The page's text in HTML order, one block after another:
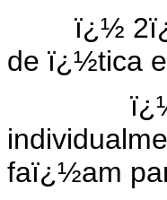
ï¿½ 2ï¿½
de ï¿½tica
ï¿½ 3ï¿½
faï¿½am